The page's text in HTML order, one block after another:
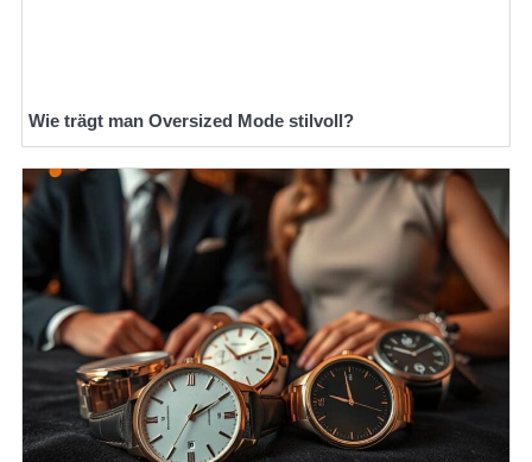
Wie trägt man Oversized Mode stilvoll?